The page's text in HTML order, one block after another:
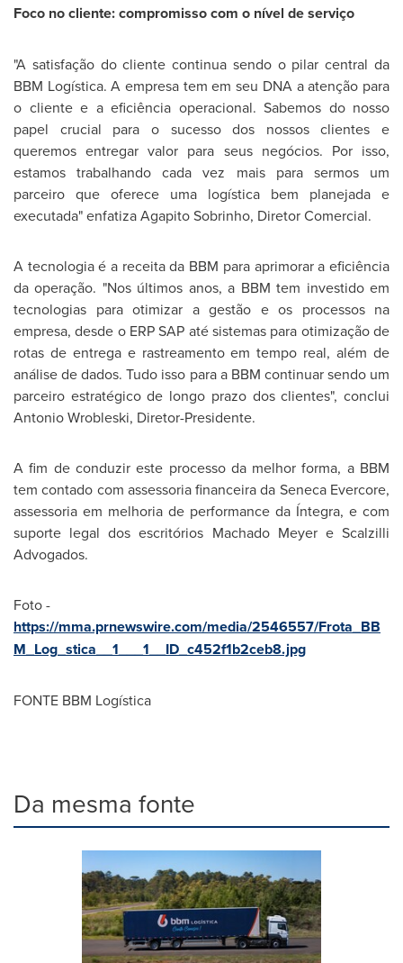
Foco no cliente: compromisso com o nível de serviço
"A satisfação do cliente continua sendo o pilar central da
BBM Logística. A empresa tem em seu DNA a atenção para
o cliente e a eficiência operacional. Sabemos do nosso
papel crucial para o sucesso dos nossos clientes e
queremos entregar valor para seus negócios. Por isso,
estamos trabalhando cada vez mais para sermos um
parceiro que oferece uma logística bem planejada e
executada" enfatizaAgapito Sobrinho, Diretor Comercial.
A tecnologia é a receita da BBM para aprimorar a eficiência
da operação. "Nos últimos anos, a BBM tem investido em
tecnologias para otimizar a gestão e os processos na
empresa, desde o ERP SAP até sistemas para otimização de
rotas de entrega e rastreamento em tempo real, além de
análise de dados. Tudo isso para a BBM continuar sendo um
parceiro estratégico de longo prazo dos clientes", conclui
Antonio Wrobleski, Diretor-Presidente.
A fim de conduzir este processo da melhor forma, a BBM
tem contado com assessoria financeira da Seneca Evercore,
assessoria em melhoria de performance da Íntegra, e com
suporte legal dos escritórios Machado Meyere Scalzilli
Advogados.
Foto -
https://mma.prnewswire.com/media/2546557/Frota_BB
M_Log_stica__1___1__ID_c452f1b2ceb8.jpg
FONTE BBM Logística
Da mesma fonte